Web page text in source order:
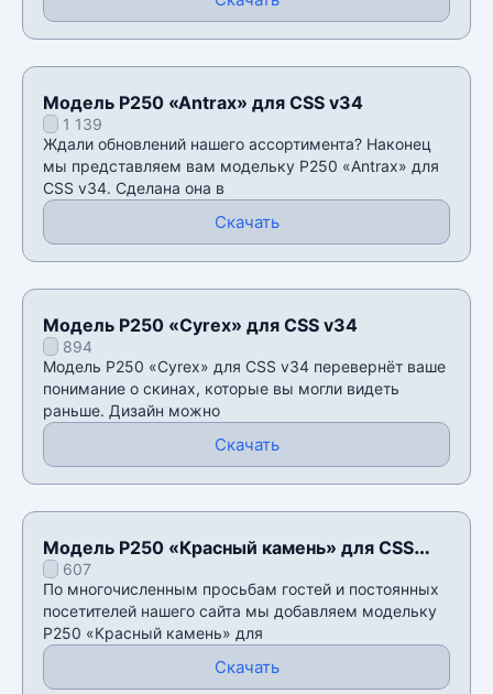
Модель P250 «Antrax» для CSS v34
1 139
Ждали обновлений нашего ассортимента? Наконец
мы представляем вам модельку P250 «Antrax» для
CSS v34. Сделана она в
Скачать
Модель P250 «Cyrex» для CSS v34
894
Модель P250 «Cyrex» для CSS v34 перевернёт ваше
понимание о скинах, которые вы могли видеть
раньше. Дизайн можно
Скачать
Модель P250 «Красный камень» для CSS
v34607
По многочисленным просьбам гостей и постоянных
посетителей нашего сайта мы добавляем модельку
P250 «Красный камень» для
Скачать